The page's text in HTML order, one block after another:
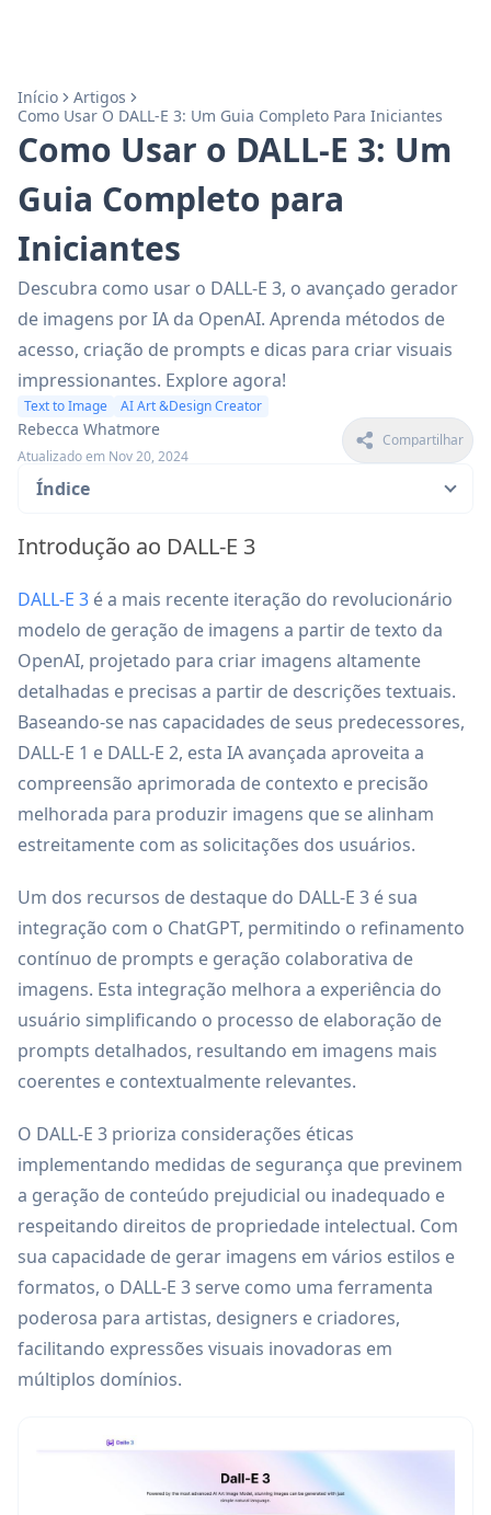
Início
Artigos
Como Usar O DALL-E 3: Um Guia Completo Para Iniciantes
Como Usar o DALL-E 3: Um
Guia Completo para
Iniciantes
Descubra como usar o DALL-E 3, o avançado gerador
de imagens por IA da OpenAI. Aprenda métodos de
acesso, criação de prompts e dicas para criar visuais
impressionantes. Explore agora!
Text to Image AI Art &Design Creator
Rebecca Whatmore
Atualizado em Nov 20, 2024
Compartilhar
Índice
Introdução ao DALL-E 3
DALL-E 3 é a mais recente iteração do revolucionário
modelo de geração de imagens a partir de texto da
OpenAI, projetado para criar imagens altamente
detalhadas e precisas a partir de descrições textuais.
Baseando-se nas capacidades de seus predecessores,
DALL-E 1 e DALL-E 2, esta IA avançada aproveita a
compreensão aprimorada de contexto e precisão
melhorada para produzir imagens que se alinham
estreitamente com as solicitações dos usuários.
Um dos recursos de destaque do DALL-E 3 é sua
integração com o ChatGPT, permitindo o refinamento
contínuo de prompts e geração colaborativa de
imagens. Esta integração melhora a experiência do
usuário simplificando o processo de elaboração de
prompts detalhados, resultando em imagens mais
coerentes e contextualmente relevantes.
O DALL-E 3 prioriza considerações éticas
implementando medidas de segurança que previnem
a geração de conteúdo prejudicial ou inadequado e
respeitando direitos de propriedade intelectual. Com
sua capacidade de gerar imagens em vários estilos e
formatos, o DALL-E 3 serve como uma ferramenta
poderosa para artistas, designers e criadores,
facilitando expressões visuais inovadoras em
múltiplos domínios.